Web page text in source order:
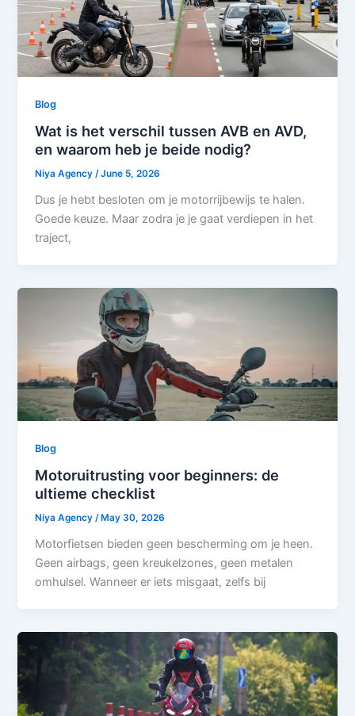
Blog
Wat is het verschil tussen AVB en AVD,
en waarom heb je beide nodig?
Niya Agency/June 5, 2026
Dus je hebt besloten om je motorrijbewijs te halen.
Goede keuze. Maar zodra je je gaat verdiepen in het
traject,
Blog
Motoruitrusting voor beginners: de
ultieme checklist
Niya Agency/ May 30, 2026
Motorfietsen bieden geen bescherming om je heen.
Geen airbags, geen kreukelzones, geen metalen
omhulsel. Wanneer er iets misgaat, zelfs bij